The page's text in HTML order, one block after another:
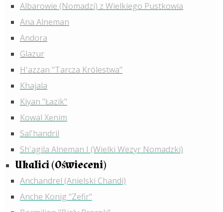
Albarowie (Nomadzi) z Wielkiego Pustkowia
Ana Alneman
Andora
Glazur
H'azzan "Tarcza Królestwa"
Khajala
Kiyan "Łazik"
Kowal Xenim
Sal'handril
Sh'agila Alneman I (Wielki Wezyr Nomadzki)
Ukalici (Oświeceni)
Anchandrel (Anielski Chandi)
Anche Konig "Zefir"